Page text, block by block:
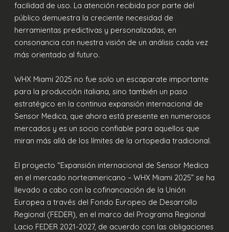
facilidad de uso. La atención recibida por parte del
público demuestra la creciente necesidad de
herramientas predictivas y personalizadas, en
consonancia con nuestra visión de un análisis cada vez
más orientado al futuro.
WHX Miami 2025 no fue solo un escaparate importante
para la producción italiana, sino también un paso
estratégico en la continua expansión internacional de
Sensor Medica, que ahora está presente en numerosos
mercados y es un socio confiable para aquellos que
miran más allá de los límites de la ortopedia tradicional.
El proyecto “Expansión internacional de Sensor Medica
en el mercado norteamericano – WHX Miami 2025” se ha
llevado a cabo con la cofinanciación de la Unión
Europea a través del Fondo Europeo de Desarrollo
Regional (FEDER), en el marco del Programa Regional
Lacio FEDER 2021-2027, de acuerdo con las obligaciones